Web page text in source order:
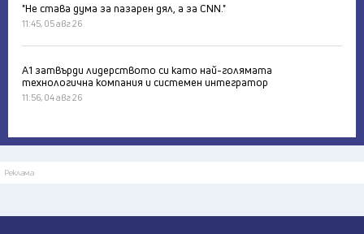
"Не става дума за пазарен дял, а за CNN."
11:45, 05 авг 26
А1 затвърди лидерството си като най-голямата
технологична компания и системен интегратор
11:56, 04 авг 26
Реклама